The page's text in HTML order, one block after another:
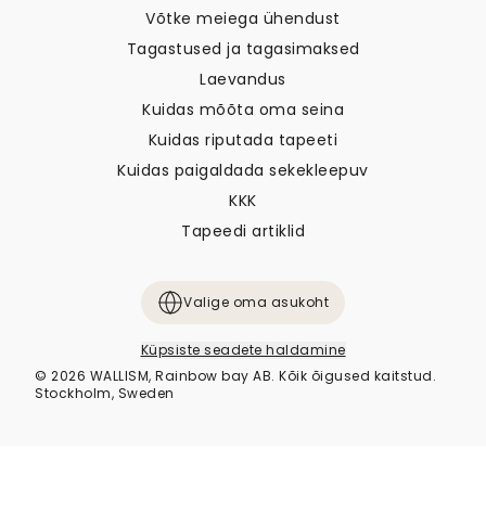
Võtke meiega ühendust
Tagastused ja tagasimaksed
Laevandus
Kuidas mõõta oma seina
Kuidas riputada tapeeti
Kuidas paigaldada sekekleepuv
KKK
Tapeedi artiklid
Valige oma asukoht
Küpsiste seadete haldamine
© 2026 WALLISM, Rainbow bay AB. Kõik õigused kaitstud.
Stockholm, Sweden